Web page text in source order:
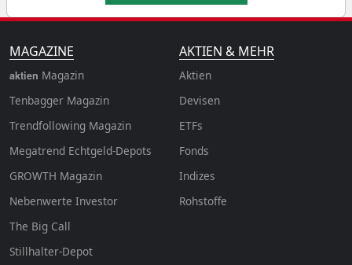
MAGAZINE
aktien Magazin
Tenbagger Magazin
Trendfollowing Magazin
Megatrend Echtgeld-Depots
GROWTH Magazin
Nebenwerte Investor
The Big Call
Stillhalter-Depot
AKTIEN & MEHR
Aktien
Devisen
ETFs
Fonds
Indizes
Rohstoffe